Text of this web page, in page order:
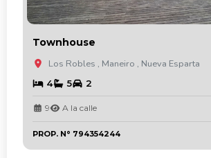
Townhouse
Los Robles , Maneiro , Nueva Esparta
4 5 2
9 A la calle
PROP. N° 794354244